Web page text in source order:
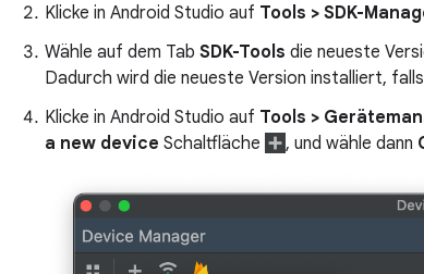
Klicke in Android Studio auf Tools > SDK-
Wähle auf dem Tab SDK-Tools die neueste
Dadurch wird die neueste Version installiert,
Klicke in Android Studio auf Tools >
a new device Schaltfläche , und wähle dann